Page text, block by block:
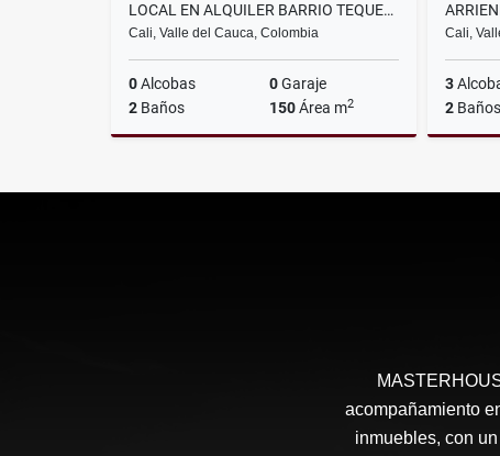
LOCAL EN ALQUILER BARRIO TEQUENDAMA ,CALI
Cali, Valle del Cauca, Colombia
0Alcobas 0Garaje
2 Baños 150Área m2
$4.500.000
Cali,
3
2 Baños
acompañamiento
inmuebles, con